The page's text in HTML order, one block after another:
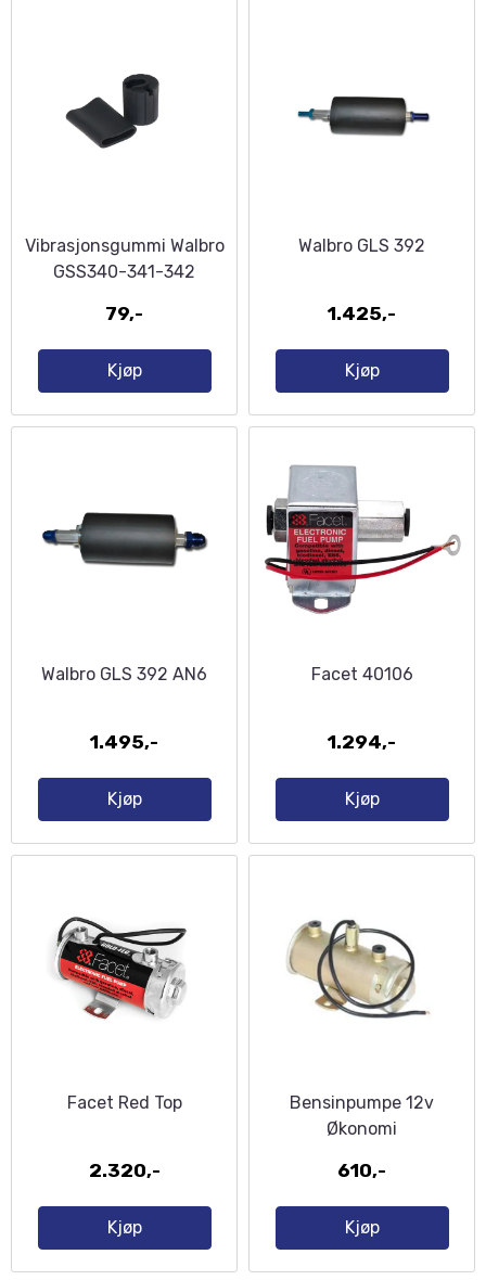
Vibrasjonsgummi Walbro
GSS340-341-342
79,-
Kjøp
Walbro GLS 392
1.425,-
Kjøp
Walbro GLS 392 AN6
1.495,-
Kjøp
Facet 40106
1.294,-
Kjøp
Facet Red Top
2.320,-
Kjøp
Bensinpumpe 12v
Økonomi
610,-
Kjøp